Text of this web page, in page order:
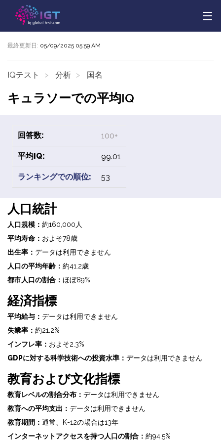
最終更新日: 05/09/2025 05:59 AM
IQテスト 分析 国名
キュラソーでの平均IQ
回答数: 100+
平均IQ: 99.01
ランキングでの順位: 53
人口統計
人口規模： 約160,000人
平均寿命： およそ78歳
出生率： データは利用できません
人口の平均年齢： 約41.2歳
都市人口の割合： ほぼ89%
経済指標
平均給与： データは利用できません
失業率： 約21.2%
インフレ率： およそ2.3%
GDPに対する科学技術への投資水準： データは利用できません
教育および文化指標
教育レベルの割合分布： データは利用できません
教育への平均支出： データは利用できません
教育期間： 通常、K-12の場合は13年
インターネットアクセスを持つ人口の割合： 約94.5%